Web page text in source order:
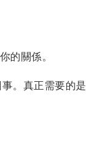
的關係。
。真正需要的是